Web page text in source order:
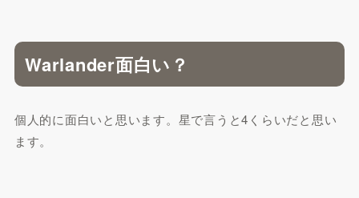
Warlander面白い？
個人的に面白いと思います。星で言うと4くらいだと思い
ます。